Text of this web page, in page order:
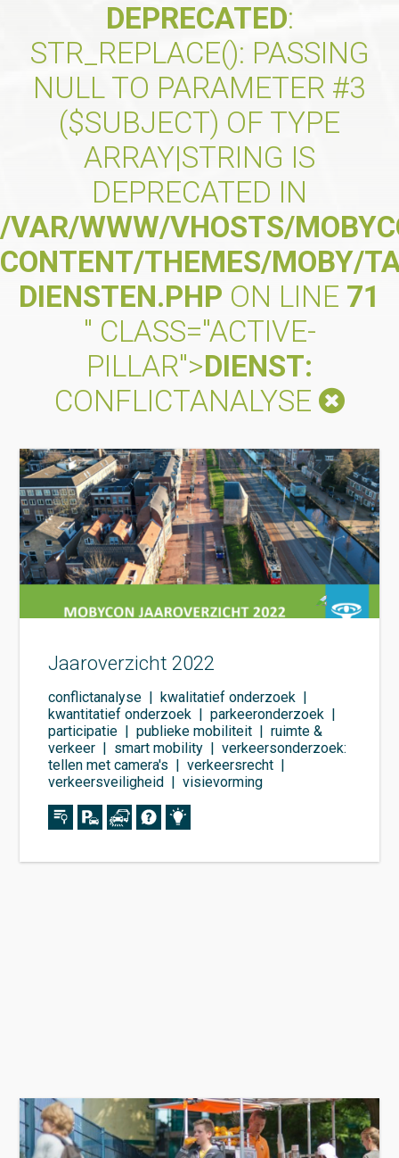
DEPRECATED:
STR_REPLACE(): PASSING
NULL TO PARAMETER #3
($SUBJECT) OF TYPE
ARRAY|STRING IS
DEPRECATED IN
/VAR/WWW/VHOSTS/
CONTENT/THEMES/MOBY/
DIENSTEN.PHP ON LINE 71
" CLASS="ACTIVE-
PILLAR">DIENST:
CONFLICTANALYSE
Jaaroverzicht 2022
conflictanalyse kwalitatief onderzoek
kwantitatief onderzoek
parkeeronderzoek
participatie
publieke mobiliteit
ruimte &
verkeer
smart mobility
verkeersonderzoek:
tellen met camera's
verkeersrecht
verkeersveiligheid
visievorming